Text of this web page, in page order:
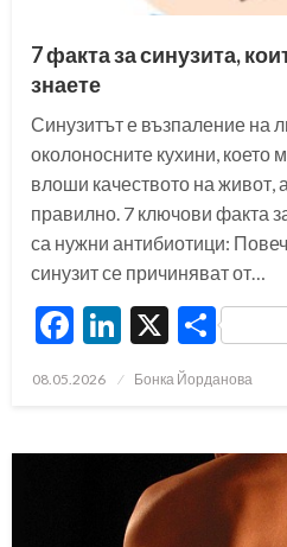
7 факта за синузита,
знаете
Синузитът е възпаление на
околоносните кухини, което
влоши качеството на живот,
правилно. 7 ключови факта
са нужни антибиотици:
синузит се причиняват от…
Facebook
LinkedIn
X
Posted
08.05.2026 Бонка Йорданова